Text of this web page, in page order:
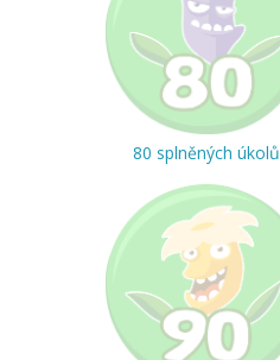
80 splněných úkolů